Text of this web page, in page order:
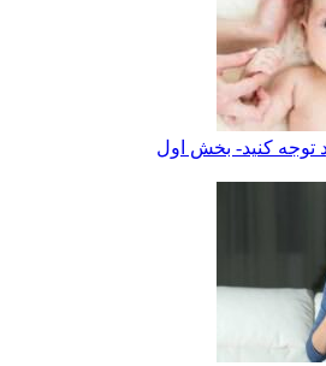
توجه کنید- بخش اول